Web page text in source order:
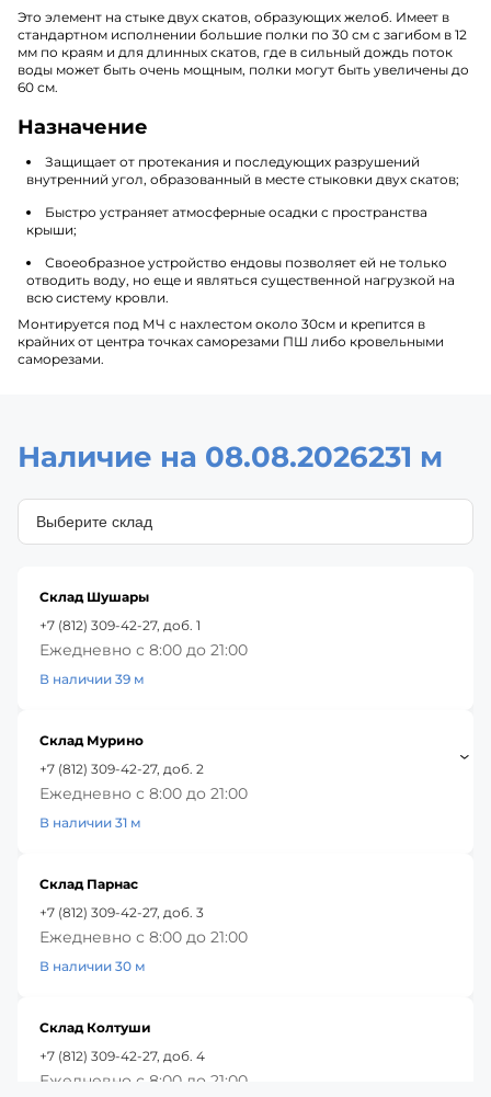
Это элемент на стыке двух скатов, образующих желоб. Имеет в
стандартном исполнении большие полки по 30 см с загибом в 12
мм по краям и для длинных скатов, где в сильный дождь поток
воды может быть очень мощным, полки могут быть увеличены до
60 см.
Назначение
Защищает от протекания и последующих разрушений
внутренний угол, образованный в месте стыковки двух скатов;
Быстро устраняет атмосферные осадки с пространства
крыши;
Своеобразное устройство ендовы позволяет ей не только
отводить воду, но еще и являться существенной нагрузкой на
всю систему кровли.
Монтируется под МЧ с нахлестом около 30см и крепится в
крайних от центра точках саморезами ПШ либо кровельными
саморезами.
Наличие на 08.08.2026231 м
Склад Шушары
+7 (812) 309-42-27, доб. 1
Ежедневно с 8:00 до 21:00
В наличии 39 м
Склад Мурино
+7 (812) 309-42-27, доб. 2
Ежедневно с 8:00 до 21:00
В наличии 31 м
Склад Парнас
+7 (812) 309-42-27, доб. 3
Ежедневно с 8:00 до 21:00
В наличии 30 м
Склад Колтуши
+7 (812) 309-42-27, доб. 4
Ежедневно с 8:00 до 21:00